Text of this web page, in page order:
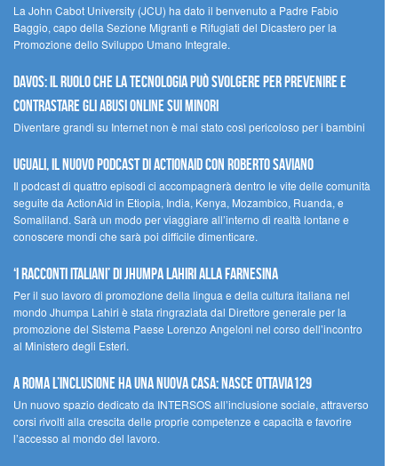
La John Cabot University (JCU) ha dato il benvenuto a Padre Fabio
Baggio, capo della Sezione Migranti e Rifugiati del Dicastero per la
Promozione dello Sviluppo Umano Integrale.
Davos: il ruolo che la tecnologia può svolgere per prevenire e
contrastare gli abusi online sui minori
Diventare grandi su Internet non è mai stato così pericoloso per i bambini
UGUALI, il nuovo podcast di ACTIONAID con Roberto Saviano
Il podcast di quattro episodi ci accompagnerà dentro le vite delle comunità
seguite da ActionAid in Etiopia, India, Kenya, Mozambico, Ruanda, e
Somaliland. Sarà un modo per viaggiare all’interno di realtà lontane e
conoscere mondi che sarà poi difficile dimenticare.
‘I racconti italiani’ di Jhumpa Lahiri alla Farnesina
Per il suo lavoro di promozione della lingua e della cultura italiana nel
mondo Jhumpa Lahiri è stata ringraziata dal Direttore generale per la
promozione del Sistema Paese Lorenzo Angeloni nel corso dell’incontro
al Ministero degli Esteri.
A Roma l’inclusione ha una nuova casa: nasce Ottavia129
Un nuovo spazio dedicato da INTERSOS all’inclusione sociale, attraverso
corsi rivolti alla crescita delle proprie competenze e capacità e favorire
l’accesso al mondo del lavoro.